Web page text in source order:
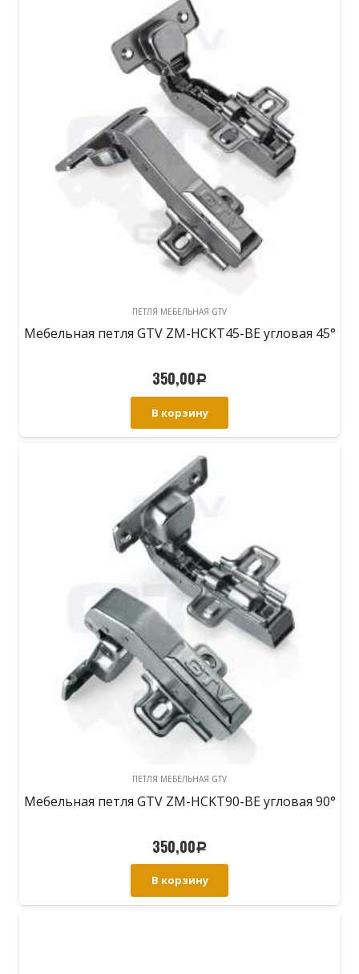
ПЕТЛЯ МЕБЕЛЬНАЯ GTV
Мебельная петля GTV ZM-HCKT45-BE угловая 45°
350,00Р
В корзину
ПЕТЛЯ МЕБЕЛЬНАЯ GTV
Мебельная петля GTV ZM-HCKT90-BE угловая 90°
350,00Р
В корзину